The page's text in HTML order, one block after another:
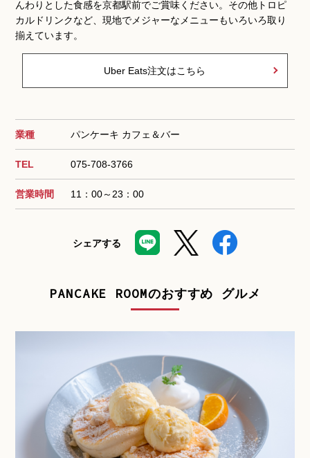
んわりとした食感を京都駅前でご賞味ください。その他トロピ
カルドリンクなど、現地でメジャーなメニューもいろいろ取り
揃えています。
Uber Eats注文はこちら
業種 パンケーキ カフェ＆バー
TEL 075-708-3766
営業時間 11：00～23：00
シェアする
PANCAKE ROOMのおすすめ グルメ